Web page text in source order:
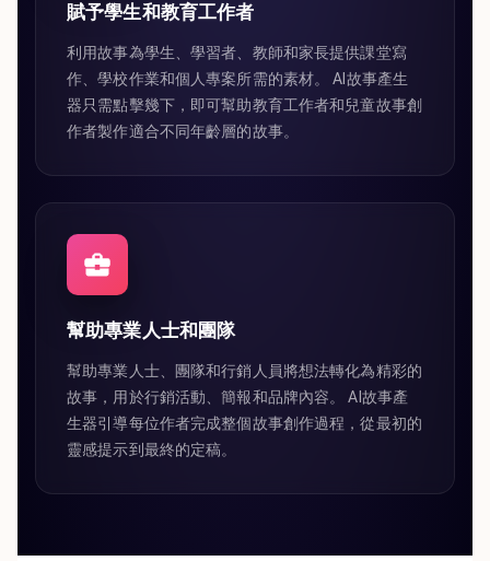
賦予學生和教育工作者
利用故事為學生、學習者、教師和家長提供課堂寫
作、學校作業和個人專案所需的素材。 AI故事產生
器只需點擊幾下，即可幫助教育工作者和兒童故事創
作者製作適合不同年齡層的故事。
幫助專業人士和團隊
幫助專業人士、團隊和行銷人員將想法轉化為精彩的
故事，用於行銷活動、簡報和品牌內容。 AI故事產
生器引導每位作者完成整個故事創作過程，從最初的
靈感提示到最終的定稿。